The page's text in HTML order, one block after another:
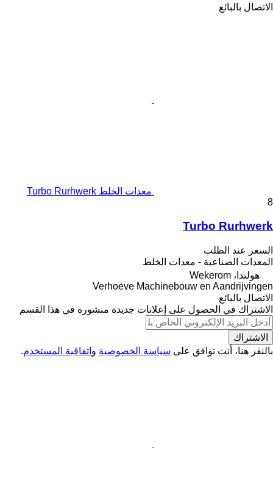
الاتصال بالبائع
معدات الخلط Turbo Rurhwerk
8
Turbo Rurhwerk
السعر عند الطلب
المعدات الصناعية - معدات الخلط
هولندا، Wekerom
Verhoeve Machinebouw en Aandrijvingen
الاتصال بالبائع
الاشتراك في الحصول على إعلانات جديدة منشورة في هذا القسم
الاشتراك
بالنقر هنا، أنت توافق على سياسة الخصوصية و اتفاقية المستخدم.